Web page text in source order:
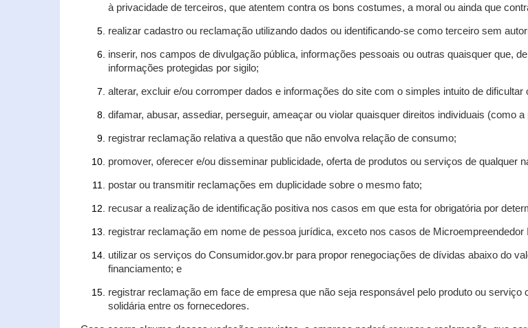
à privacidade de terceiros, que atentem contra os bons costumes, a moral ou ainda que
realizar cadastro ou reclamação utilizando dados ou identificando-se como terceiro sem
inserir, nos campos de divulgação pública, informações pessoais ou outras quaisquer que,
informações protegidas por sigilo;
alterar, excluir e/ou corromper dados e informações do site com o simples intuito de
difamar, abusar, assediar, perseguir, ameaçar ou violar quaisquer direitos individuais (como
registrar reclamação relativa a questão que não envolva relação de consumo;
promover, oferecer e/ou disseminar publicidade, oferta de produtos ou serviços de qualquer
postar ou transmitir reclamações em duplicidade sobre o mesmo fato;
recusar a realização de identificação positiva nos casos em que esta for obrigatória por
registrar reclamação em nome de pessoa jurídica, exceto nos casos de Microempreendedor
utilizar os serviços do Consumidor.gov.br para propor renegociações de dívidas abaixo do
financiamento; e
registrar reclamação em face de empresa que não seja responsável pelo produto ou
solidária entre os fornecedores.